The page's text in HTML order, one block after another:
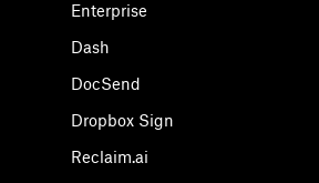
Enterprise
Dash
DocSend
Dropbox Sign
Reclaim.ai